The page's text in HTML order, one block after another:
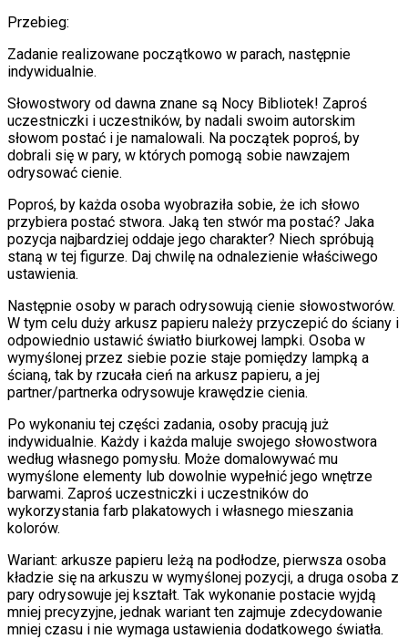
Przebieg:
Zadanie realizowane początkowo w parach, następnie
indywidualnie.
Słowostwory od dawna znane są Nocy Bibliotek! Zaproś
uczestniczki i uczestników, by nadali swoim autorskim
słowom postać i je namalowali. Na początek poproś, by
dobrali się w pary, w których pomogą sobie nawzajem
odrysować cienie.
Poproś, by każda osoba wyobraziła sobie, że ich słowo
przybiera postać stwora. Jaką ten stwór ma postać? Jaka
pozycja najbardziej oddaje jego charakter? Niech spróbują
staną w tej figurze. Daj chwilę na odnalezienie właściwego
ustawienia.
Następnie osoby w parach odrysowują cienie słowostworów.
W tym celu duży arkusz papieru należy przyczepić do ściany i
odpowiednio ustawić światło biurkowej lampki. Osoba w
wymyślonej przez siebie pozie staje pomiędzy lampką a
ścianą, tak by rzucała cień na arkusz papieru, a jej
partner/partnerka odrysowuje krawędzie cienia.
Po wykonaniu tej części zadania, osoby pracują już
indywidualnie. Każdy i każda maluje swojego słowostwora
według własnego pomysłu. Może domalowywać mu
wymyślone elementy lub dowolnie wypełnić jego wnętrze
barwami. Zaproś uczestniczki i uczestników do
wykorzystania farb plakatowych i własnego mieszania
kolorów.
Wariant: arkusze papieru leżą na podłodze, pierwsza osoba
kładzie się na arkuszu w wymyślonej pozycji, a druga osoba z
pary odrysowuje jej kształt. Tak wykonanie postacie wyjdą
mniej precyzyjne, jednak wariant ten zajmuje zdecydowanie
mniej czasu i nie wymaga ustawienia dodatkowego światła.